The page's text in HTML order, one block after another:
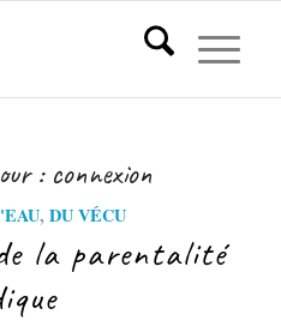
: connexion
,DU VÉCU
la parentalité